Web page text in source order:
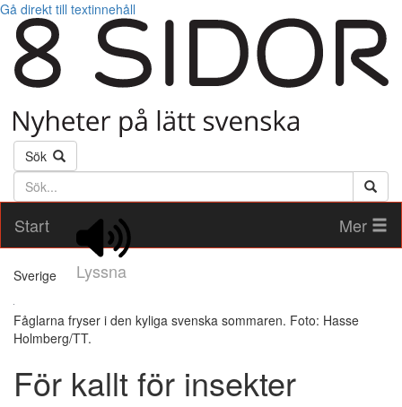
Gå direkt till textinnehåll
Sök
Söktext
Start
Lyssna
Mer
Sverige
Fåglarna fryser i den kyliga svenska sommaren. Foto: Hasse
Holmberg/TT.
För kallt för insekter